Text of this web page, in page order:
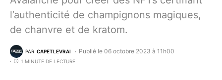
l’authenticité de champignons magiques,
de chanvre et de kratom.
PAR CAPETLEVRAI Publié le 06 octobre 2023 à 11h00
1 MINUTE DE LECTURE